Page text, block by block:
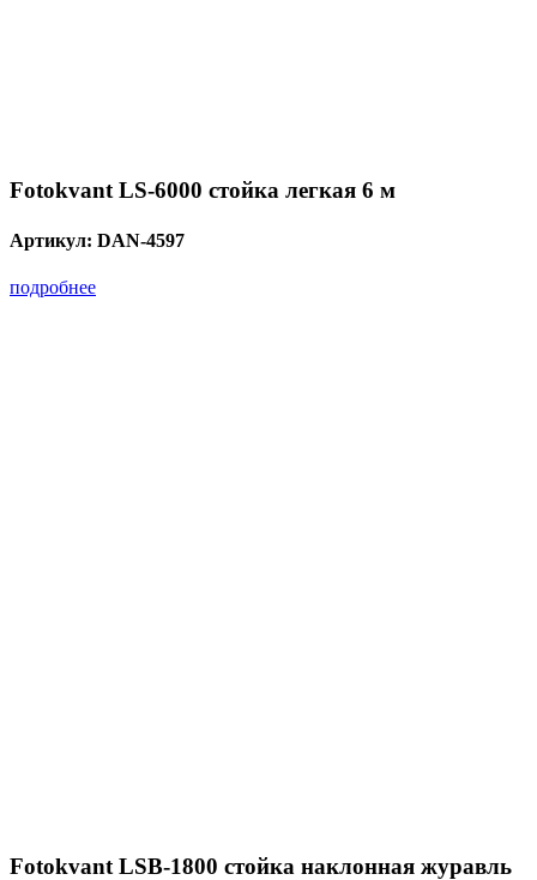
Fotokvant LS-6000 стойка легкая 6 м
Артикул: DAN-4597
подробнее
Fotokvant LSB-1800 стойка наклонная журавль